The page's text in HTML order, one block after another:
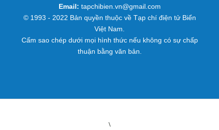
Email: tapchibien.vn@gmail.com
© 1993 - 2022 Bản quyền thuộc về Tạp chí điện tử Biển
Việt Nam.
Cấm sao chép dưới mọi hình thức nếu không có sự chấp
thuận bằng văn bản.
\